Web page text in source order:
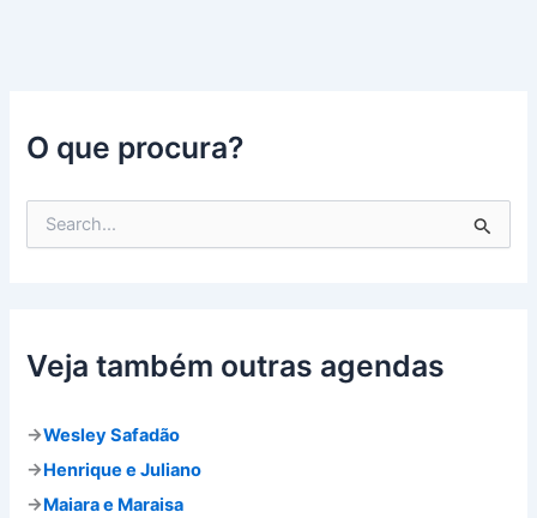
O que procura?
s
a
p
r
Veja também outras agendas
→Wesley Safadão
→Henrique e Juliano
→Maiara e Maraisa